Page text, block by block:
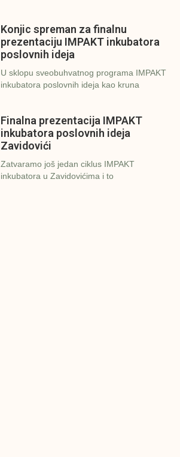
Konjic spreman za finalnu
prezentaciju IMPAKT inkubatora
poslovnih ideja
U sklopu sveobuhvatnog programa IMPAKT
inkubatora poslovnih ideja kao kruna
Finalna prezentacija IMPAKT
inkubatora poslovnih ideja
Zavidovići
Zatvaramo još jedan ciklus IMPAKT
inkubatora u Zavidovićima i to